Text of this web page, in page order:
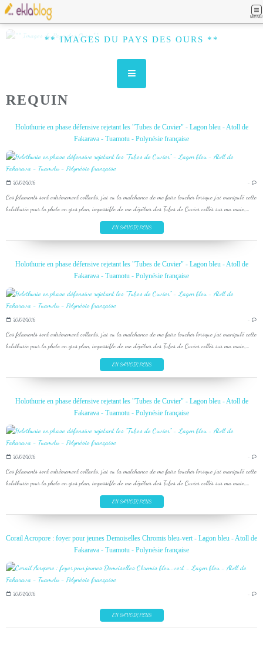
MENU
** IMAGES DU PAYS DES OURS **
REQUIN
Holothurie en phase défensive rejetant les "Tubes de Cuvier" - Lagon bleu - Atoll de
Fakarava - Tuamotu - Polynésie française
20/02/2016 …
Ces filaments sont extrêmement collants, j'ai eu la malchance de me faire toucher lorsque j'ai manipulé cette
holothurie pour la photo en gros plan, impossible de me dépêtrer des Tubes de Cuvier collés sur ma main,...
EN SAVOIR PLUS
Holothurie en phase défensive rejetant les "Tubes de Cuvier" - Lagon bleu - Atoll de
Fakarava - Tuamotu - Polynésie française
20/02/2016 …
Ces filaments sont extrêmement collants, j'ai eu la malchance de me faire toucher lorsque j'ai manipulé cette
holothurie pour la photo en gros plan, impossible de me dépêtrer des Tubes de Cuvier collés sur ma main,...
EN SAVOIR PLUS
Holothurie en phase défensive rejetant les "Tubes de Cuvier" - Lagon bleu - Atoll de
Fakarava - Tuamotu - Polynésie française
20/02/2016 …
Ces filaments sont extrêmement collants, j'ai eu la malchance de me faire toucher lorsque j'ai manipulé cette
holothurie pour la photo en gros plan, impossible de me dépêtrer des Tubes de Cuvier collés sur ma main,...
EN SAVOIR PLUS
Corail Acropore : foyer pour jeunes Demoiselles Chromis bleu-vert - Lagon bleu - Atoll de
Fakarava - Tuamotu - Polynésie française
20/02/2016 …
EN SAVOIR PLUS